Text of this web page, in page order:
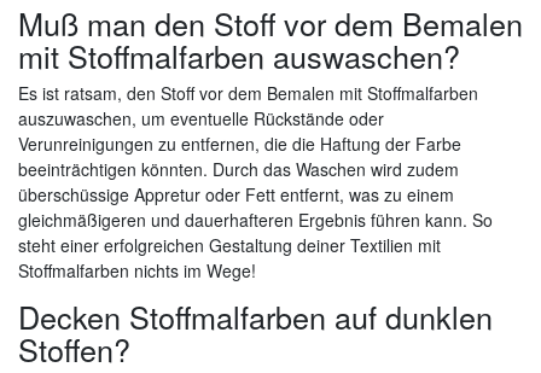
Muß man den Stoff vor dem Bemalen
mit Stoffmalfarben auswaschen?
Es ist ratsam, den Stoff vor dem Bemalen mit Stoffmalfarben
auszuwaschen, um eventuelle Rückstände oder
Verunreinigungen zu entfernen, die die Haftung der Farbe
beeinträchtigen könnten. Durch das Waschen wird zudem
überschüssige Appretur oder Fett entfernt, was zu einem
gleichmäßigeren und dauerhafteren Ergebnis führen kann. So
steht einer erfolgreichen Gestaltung deiner Textilien mit
Stoffmalfarben nichts im Wege!
Decken Stoffmalfarben auf dunklen
Stoffen?